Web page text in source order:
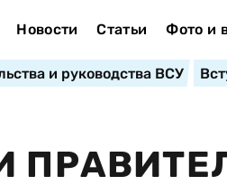
Новости Статьи Фото и
и руководства ВСУ